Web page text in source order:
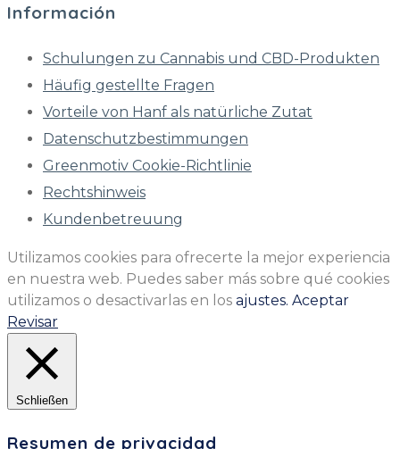
Información
Schulungen zu Cannabis und CBD-Produkten
Häufig gestellte Fragen
Vorteile von Hanf als natürliche Zutat
Datenschutzbestimmungen
Greenmotiv Cookie-Richtlinie
Rechtshinweis
Kundenbetreuung
Utilizamos cookies para ofrecerte la mejor experiencia
en nuestra web. Puedes saber más sobre qué cookies
utilizamos o desactivarlas en los ajustes. Aceptar
Revisar
Schließen
Resumen de privacidad